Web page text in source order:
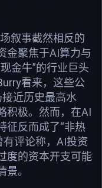
叙事截然相反的
金聚焦于AI算力与
金牛”的行业巨头
看来，这些公
近历史最高水
积极。然而，在AI
征反而成了“非热
有评论称，AI投资
度的资本开支可能
。